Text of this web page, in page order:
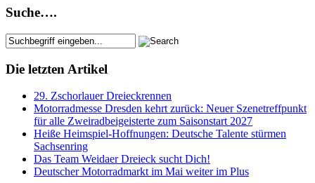
Suche….
Die letzten Artikel
29. Zschorlauer Dreieckrennen
Motorradmesse Dresden kehrt zurück: Neuer Szenetreffpunkt
für alle Zweiradbeigeisterte zum Saisonstart 2027
Heiße Heimspiel-Hoffnungen: Deutsche Talente stürmen
Sachsenring
Das Team Weidaer Dreieck sucht Dich!
Deutscher Motorradmarkt im Mai weiter im Plus